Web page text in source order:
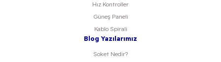
Hız Kontroller
Güneş Paneli
Kablo Spirali
Blog Yazılarımız
Soket Nedir?